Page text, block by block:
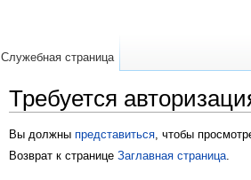
Требуется
Вы должны представиться, чтобы
Возврат к странице Заглавная страница.
Служебная страница